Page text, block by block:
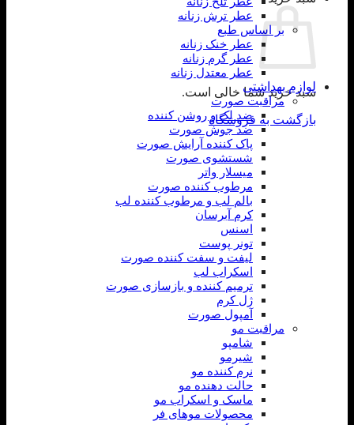
سبد خرید شما خالی است.
بازگشت به فروشگاه
عطر ترش زنانه
بر اساس طبع
عطر خنک زنانه
عطر گرم زنانه
عطر معتدل زنانه
لوازم بهداشتی
مراقبت صورت
ضد لک و روشن کننده
ضد جوش صورت
پاک کننده آرایش صورت
شستشوی صورت
میسلار واتر
مرطوب کننده صورت
بالم لب و مرطوب کننده لب
کرم آبرسان
اسنس
تونر پوست
لیفت و سفت کننده صورت
اسکراب لب
ترمیم کننده و بازسازی صورت
ژل کرم
آمپول صورت
مراقبت مو
شامپو
شیرمو
نرم کننده مو
حالت دهنده مو
ماسک و اسکراب مو
محصولات موهای فر